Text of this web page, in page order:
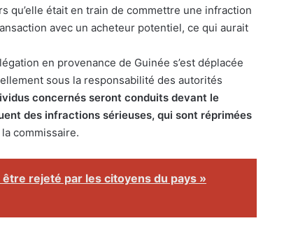
qu’elle était en train de commettre une infraction
avec un acheteur potentiel, ce qui aurait
en provenance de Guinée s’est déplacée
sous la responsabilité des autorités
concernés seront conduits devant le
des infractions sérieuses, qui sont réprimées
commissaire.
rejeté par les citoyens du pays »